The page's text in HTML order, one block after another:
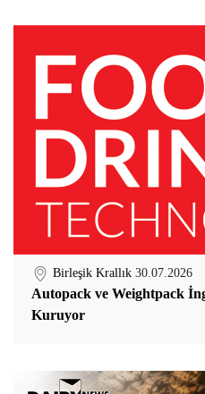
Birleşik Krallık 30.07.2026
Autopack ve Weightpack
Kuruyor